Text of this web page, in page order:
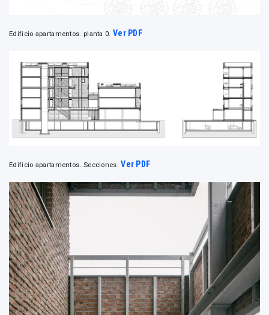
Edificio apartamentos. planta 0. Ver PDF
Edificio apartamentos. Secciones. Ver PDF